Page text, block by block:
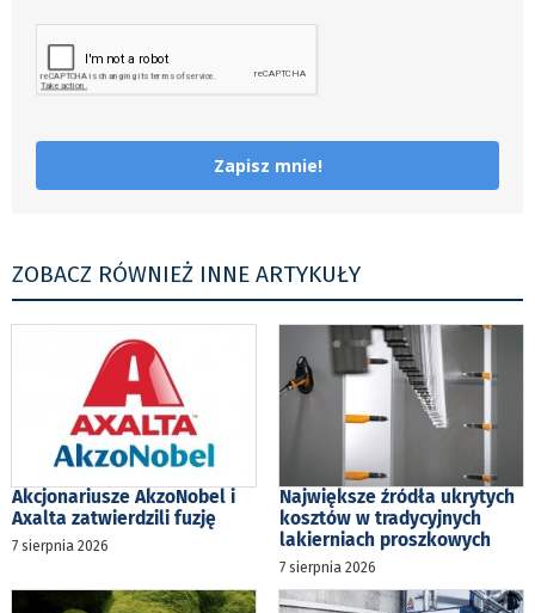
Zapisz mnie!
ZOBACZ RÓWNIEŻ INNE ARTYKUŁY
Akcjonariusze AkzoNobel i
Axalta zatwierdzili fuzję
7 sierpnia 2026
Największe źródła ukrytych
kosztów w tradycyjnych
lakierniach proszkowych
7 sierpnia 2026